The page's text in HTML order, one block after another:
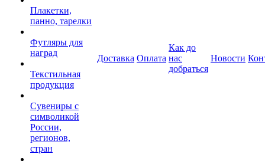
Плакетки,
панно, тарелки
Футляры для
наград
Текстильная
продукция
Сувениры с
символикой
России,
регионов,
стран
Доставка Оплата
Как до
нас
добраться
Новости